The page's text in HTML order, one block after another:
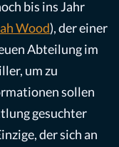
bis ins Jahr
Wood), der einer
Abteilung im
um zu
sollen
gesuchter
der sich an